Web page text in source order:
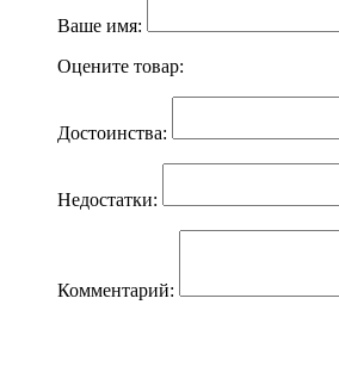
Ваше имя:
Оцените товар:
Достоинства:
Недостатки:
Комментарий: